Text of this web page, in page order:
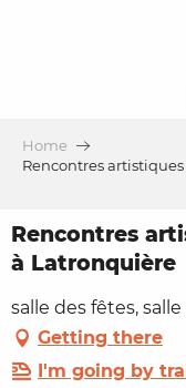
Home
Rencontres
Rencontres
à Latronquière
salle des fêtes,
Getting there
I'm going by